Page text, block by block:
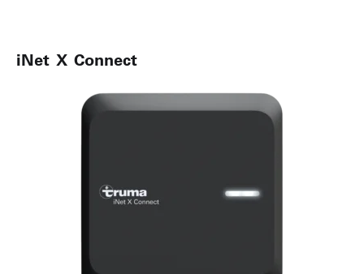
iNet X Connect